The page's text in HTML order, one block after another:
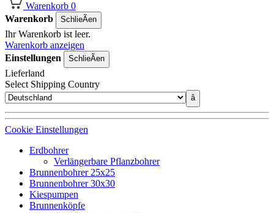
Warenkorb 0
Warenkorb
SchlieÃen
Ihr Warenkorb ist leer.
Warenkorb anzeigen
Einstellungen
SchlieÃen
Lieferland
Select Shipping Country
â
Cookie Einstellungen
Erdbohrer
Verlängerbare Pflanzbohrer
Brunnenbohrer 25x25
Brunnenbohrer 30x30
Kiespumpen
Brunnenköpfe